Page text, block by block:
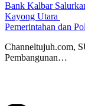
Bank Kalbar
Kayong Utara
Pemerintahan dan
Channeltujuh.com,
Pembangunan…